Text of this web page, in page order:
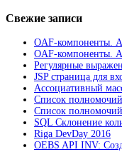
Свежие записи
OAF-компоненты.
OAF-компоненты.
Регулярные
JSP страница для
Ассоциативный
Список полномочий
Список полномочий
SQL Склонение
Riga DevDay 2016
OEBS API INV: